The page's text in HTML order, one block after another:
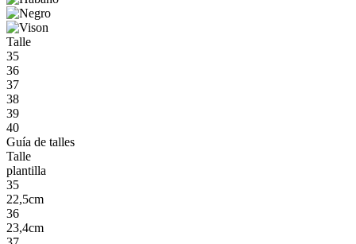
Talle
35
36
37
38
39
40
Guía de talles
Talle
plantilla
35
22,5cm
36
23,4cm